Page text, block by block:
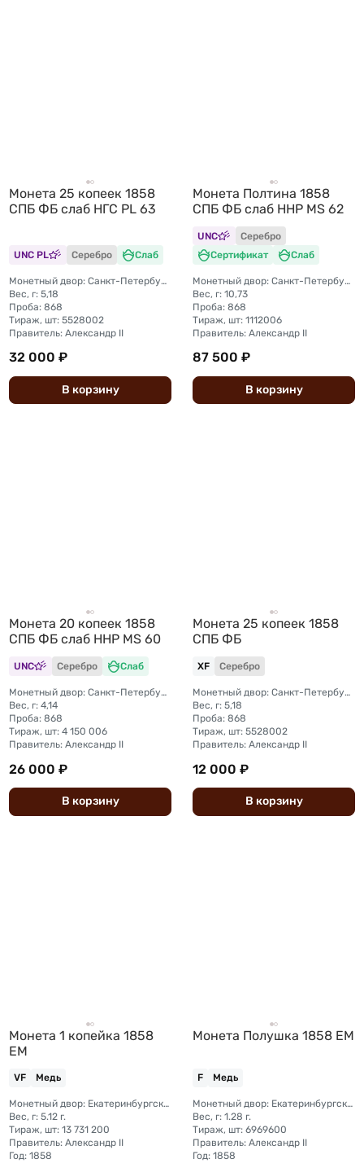
Монета 25 копеек 1858
СПБ ФБ слаб НГС PL 63
UNC PL Серебро Слаб
Монетный двор: Санкт-Петербургский монетный двор
Вес, г: 5,18
Проба: 868
Тираж, шт: 5528002
Правитель: Александр II
32 000 ₽
В корзину
Монета Полтина 1858
СПБ ФБ слаб ННР MS 62
UNC
Серебро
Сертификат
Слаб
Монетный двор: Санкт-Петербургский монетный двор
Вес, г: 10,73
Проба: 868
Тираж, шт: 1112006
Правитель: Александр II
87 500 ₽
В корзину
Монета 20 копеек 1858
СПБ ФБ слаб ННР MS 60
UNC Серебро Слаб
Монетный двор: Санкт-Петербургский монетный двор
Вес, г: 4,14
Проба: 868
Тираж, шт: 4 150 006
Правитель: Александр II
26 000 ₽
В корзину
Монета 25 копеек 1858
СПБ ФБ
XF Серебро
Монетный двор: Санкт-Петербургский монетный двор
Вес, г: 5,18
Проба: 868
Тираж, шт: 5528002
Правитель: Александр II
12 000 ₽
В корзину
Монета 1 копейка 1858
ЕМ
VF Медь
Монетный двор: Екатеринбургский монетный двор
Вес, г: 5.12 г.
Тираж, шт: 13 731 200
Правитель: Александр II
Год: 1858
Монета Полушка 1858 ЕМ
F Медь
Монетный двор: Екатеринбургский монетный двор
Вес, г: 1.28 г.
Тираж, шт: 6969600
Правитель: Александр II
Год: 1858